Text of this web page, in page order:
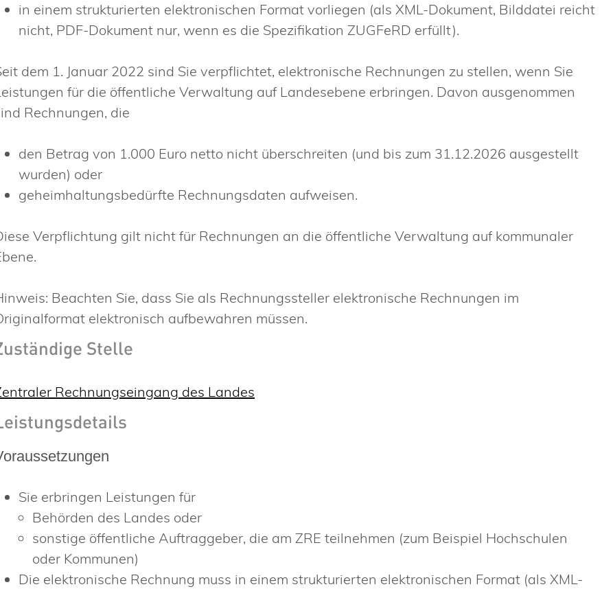
in einem strukturierten elektronischen Format vorliegen (als XML-Dokument, Bilddatei reicht
nicht, PDF-Dokument nur, wenn es die Spezifikation ZUGFeRD erfüllt).
dem 1. Januar 2022 sind Sie verpflichtet, elektronische Rechnungen zu stellen, wenn Sie
für die öffentliche Verwaltung auf Landesebene erbringen. Davon ausgenommen
Rechnungen, die
den Betrag von 1.000 Euro netto nicht überschreiten (und bis zum 31.12.2026 ausgestellt
wurden) oder
geheimhaltungsbedürfte Rechnungsdaten aufweisen.
Verpflichtung gilt nicht für Rechnungen an die öffentliche Verwaltung auf kommunaler
Beachten Sie, dass Sie als Rechnungssteller elektronische Rechnungen im
elektronisch aufbewahren müssen.
Stelle
Rechnungseingang des Landes
Sie erbringen Leistungen für
Behörden des Landes oder
sonstige öffentliche Auftraggeber, die am ZRE teilnehmen (zum Beispiel Hochschulen
oder Kommunen)
Die elektronische Rechnung muss in einem strukturierten elektronischen Format (als XML-